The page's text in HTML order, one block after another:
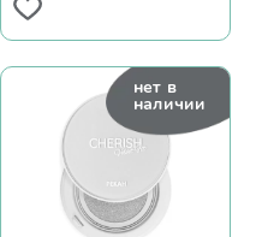
нет в
наличии